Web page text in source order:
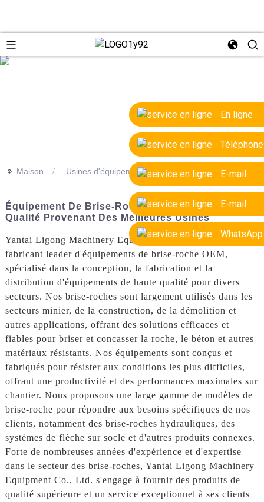
En ligne
Téléphone
E-mail
E-mail
WhatsApp
>> Maison Usines d'équipements de brise-roche OEM
Équipement De Brise-Roche OEM De Haute
Qualité Provenant Des Meilleures Usines
Yantai Ligong Machinery Equipment Co., Ltd. est un
fabricant leader d'équipements de brise-roche OEM,
spécialisé dans la conception, la fabrication et la
distribution d'équipements de haute qualité pour divers
secteurs. Nos brise-roches sont largement utilisés dans les
secteurs minier, de la construction, de la démolition et
autres applications, offrant des solutions efficaces et
fiables pour briser et concasser la roche, le béton et autres
matériaux résistants. Nos équipements sont conçus et
fabriqués pour résister aux conditions les plus difficiles,
offrant une productivité et des performances maximales sur
chantier. Nous proposons une large gamme de modèles de
brise-roche pour répondre aux besoins spécifiques de nos
clients, notamment des brise-roches hydrauliques, des
systèmes de flèche sur socle et d'autres produits connexes.
Forte de nombreuses années d'expérience et d'expertise
dans le secteur des brise-roches, Yantai Ligong Machinery
Equipment Co., Ltd. s'engage à fournir des produits de
qualité supérieure et un service exceptionnel à ses clients